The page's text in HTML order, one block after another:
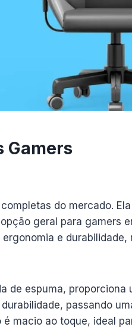
Gamers
do mercado.
geral para gamers
e durabilidade,
de espuma, proporciona
passando
macio ao toque, ideal